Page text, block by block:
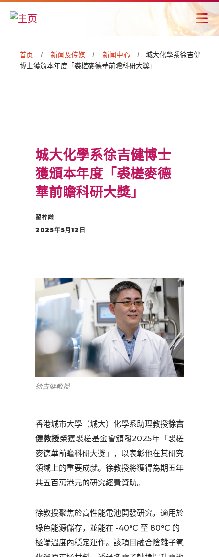
首页 新闻及传媒 新闻中心
城大化學系徐吉健
博士獲頒本年度「裘槎麥德華前瞻科研大獎」
城大化學系徐吉健博士
獲頒本年度「裘槎麥德
華前瞻科研大獎」
翟梓謙
2025年5月12日
徐吉健教授
香港城市大學（城大）化學系助理教授徐吉
健教授榮獲裘槎基金會頒發2025年「裘槎
麥德華前瞻科研大獎」，以表彰他在其研究
領域上的重要成就。徐教授將獲得為期五年
共五百萬港元的研究經費資助。
徐教授聚焦於高性能電池開發研究，適用於
綠色能源儲存，並能在 -40°C 至 80°C 的
極端溫度內穩定運作。該項目融合陰離子氧